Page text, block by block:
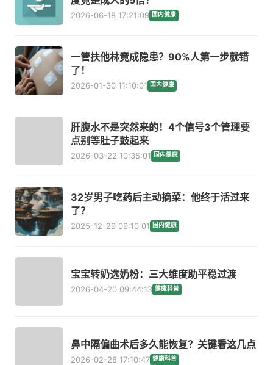
2026-06-18 17:21:09 国内健康
一管扶他林竟成隐患？90%人第一步就错
了！
2026-01-30 11:10:01 国内健康
肝腹水不是突然来的！4个信号3个管理要
点别等肚子鼓起来
2026-03-22 10:35:01 国内健康
32岁男子吃药后主动摘菜：他终于活过来
了？
2025-12-29 09:10:01 国内健康
宝宝转奶选奶粉：三大维度助平稳过渡
2026-04-20 09:44:13 健康科普
鼻中隔偏曲术后多久能恢复？关键看这几点
2026-02-28 17:10:47 健康科普